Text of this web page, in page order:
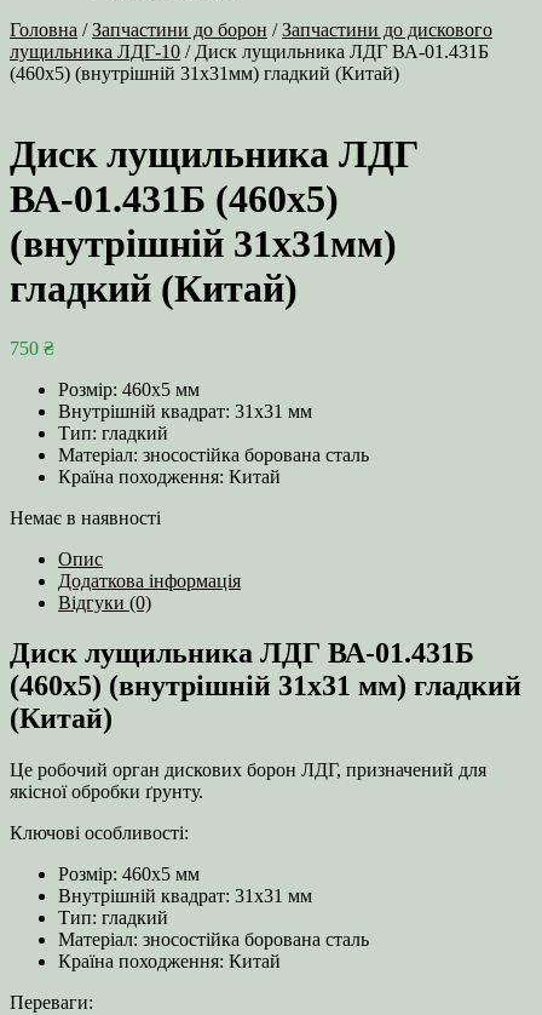
Головна /Запчастини до борон /Запчастини до дискового
лущильника ЛДГ-10 / Диск лущильника ЛДГ ВА-01.431Б
(460х5) (внутрішній 31х31мм) гладкий (Китай)
Диск лущильника ЛДГ
ВА-01.431Б (460х5)
(внутрішній 31х31мм)
гладкий (Китай)
750 ₴
Розмір: 460х5 мм
Внутрішній квадрат: 31х31 мм
Тип: гладкий
Матеріал: зносостійка борована сталь
Країна походження: Китай
Немає в наявності
Опис
Додаткова інформація
Відгуки (0)
Диск лущильника ЛДГ ВА-01.431Б
(460х5) (внутрішній 31х31 мм) гладкий
(Китай)
Це робочий орган дискових борон ЛДГ, призначений для
якісної обробки ґрунту.
Ключові особливості:
Розмір: 460х5 мм
Внутрішній квадрат: 31х31 мм
Тип: гладкий
Матеріал: зносостійка борована сталь
Країна походження: Китай
Переваги: